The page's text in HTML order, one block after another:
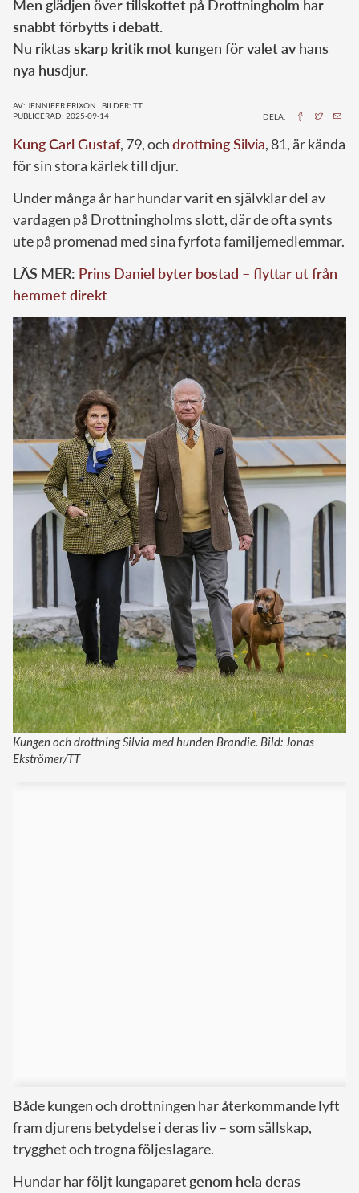
Men glädjen över tillskottet på Drottningholm har
snabbt förbytts i debatt.
Nu riktas skarp kritik mot kungen för valet av hans
nya husdjur.
AV: JENNIFER ERIXON | BILDER: TT
PUBLICERAD: 2025-09-14
DELA:
Kung Carl Gustaf, 79, ochdrottning Silvia, 81, är kända
för sin stora kärlek till djur.
Under många år har hundar varit en självklar del av
vardagen på Drottningholms slott, där de ofta synts
ute på promenad med sina fyrfota familjemedlemmar.
LÄS MER: Prins Daniel byter bostad – flyttar ut från
hemmet direkt
Kungen och drottning Silvia med hunden Brandie. Bild: Jonas
Ekströmer/TT
Både kungen och drottningen har återkommande lyft
fram djurens betydelse i deras liv – som sällskap,
trygghet och trogna följeslagare.
Hundar har följt kungaparetgenom hela deras